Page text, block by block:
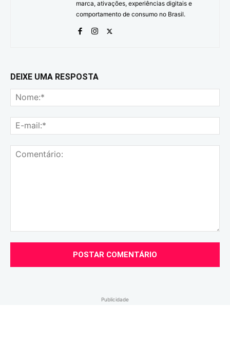
marca, ativações, experiências digitais e
comportamento de consumo no Brasil.
DEIXE UMA RESPOSTA
Publicidade